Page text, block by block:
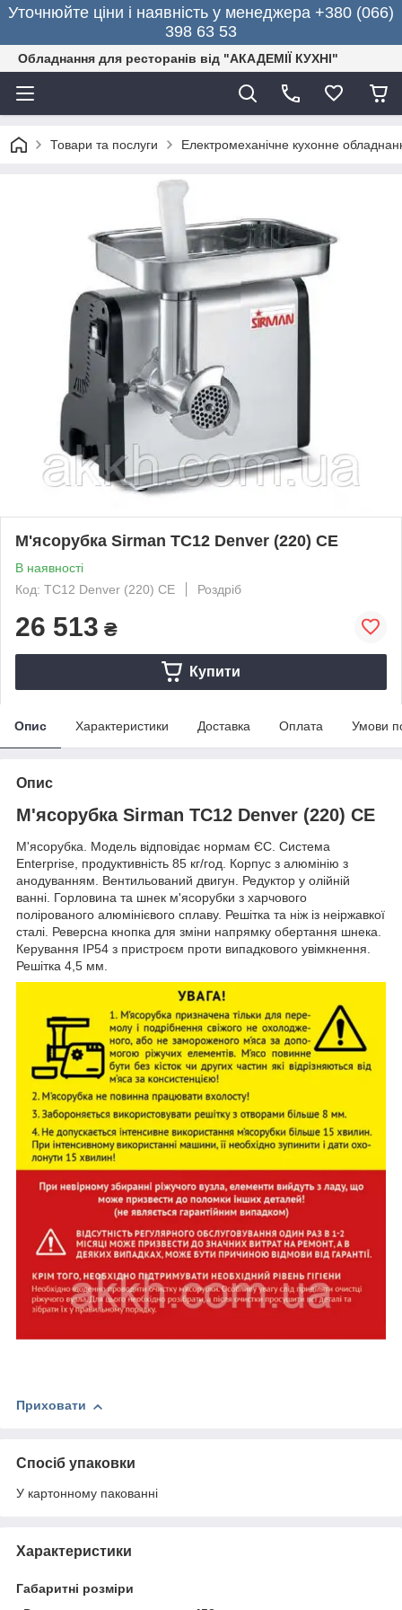
Уточнюйте ціни і наявність у менеджера +380 (066)
398 63 53
Обладнання для ресторанів від "АКАДЕМІЇ КУХНІ"
Товари та послуги Електромеханічне кухонне
М'ясорубка Sirman TC12 Denver (220) CE
В наявності
Код: TC12 Denver (220) CE
Роздріб
26 513 ₴
Купити
Опис Характеристики Доставка Оплата Умови
Опис
М'ясорубка Sirman TC12 Denver (220) CE
М'ясорубка. Модель відповідає нормам ЄС. Система
Enterprise, продуктивність 85 кг/год. Корпус з алюмінію з
анодуванням. Вентильований двигун. Редуктор у олійній
ванні. Горловина та шнек м'ясорубки з харчового
полірованого алюмінієвого сплаву. Решітка та ніж із неіржавкої
сталі. Реверсна кнопка для зміни напрямку обертання шнека.
Керування IP54 з пристроєм проти випадкового увімкнення.
Решітка 4,5 мм.
Приховати
Спосіб упаковки
У картонному пакованні
Характеристики
Габаритні розміри